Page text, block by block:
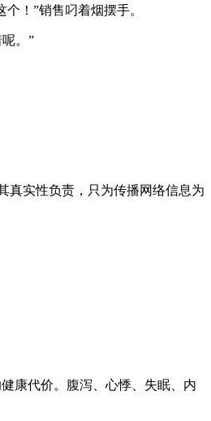
！”销售叼着烟摆手。
。”
真实性负责，只为传播网络信息为
康代价。腹泻、心悸、失眠、内